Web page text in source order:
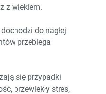
z wiekiem.
do nagłej
przebiega
się przypadki
przewlekły stres,